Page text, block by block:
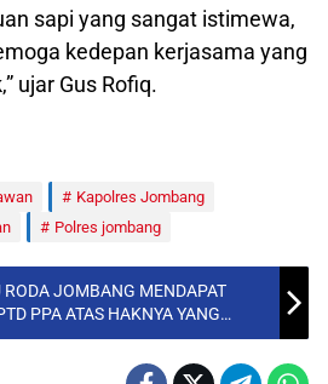
sapi yang sangat istimewa,
kedepan kerjasama yang
ujar Gus Rofiq.
Kapolres Jombang
Polres jombang
RODA JOMBANG MENDAPAT
PPA ATAS HAKNYA YANG